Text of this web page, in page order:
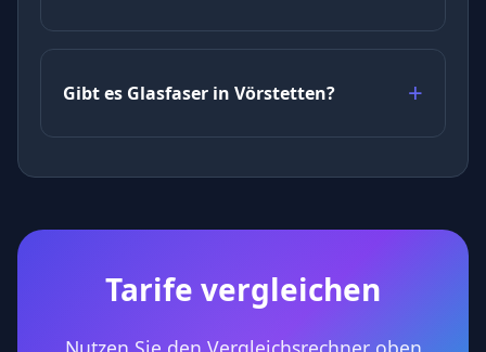
Gibt es Glasfaser in Vörstetten?
Tarife vergleichen